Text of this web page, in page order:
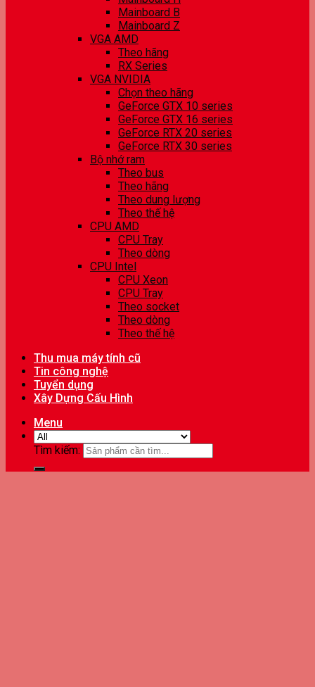
Mainboard B
Mainboard Z
VGA AMD
Theo hãng
RX Series
VGA NVIDIA
Chọn theo hãng
GeForce GTX 10 series
GeForce GTX 16 series
GeForce RTX 20 series
GeForce RTX 30 series
Bộ nhớ ram
Theo bus
Theo hãng
Theo dung lượng
Theo thế hệ
CPU AMD
CPU Tray
Theo dòng
CPU Intel
CPU Xeon
CPU Tray
Theo socket
Theo dòng
Theo thế hệ
Thu mua máy tính cũ
Tin công nghệ
Tuyển dụng
Xây Dựng Cấu Hình
Menu
Tìm kiếm: